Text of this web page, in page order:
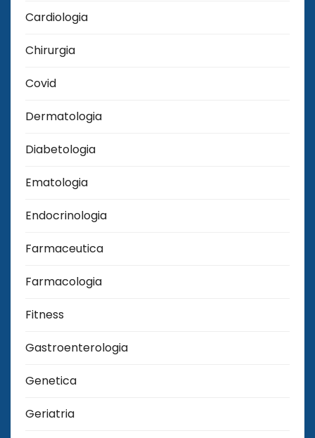
Cardiologia
Chirurgia
Covid
Dermatologia
Diabetologia
Ematologia
Endocrinologia
Farmaceutica
Farmacologia
Fitness
Gastroenterologia
Genetica
Geriatria